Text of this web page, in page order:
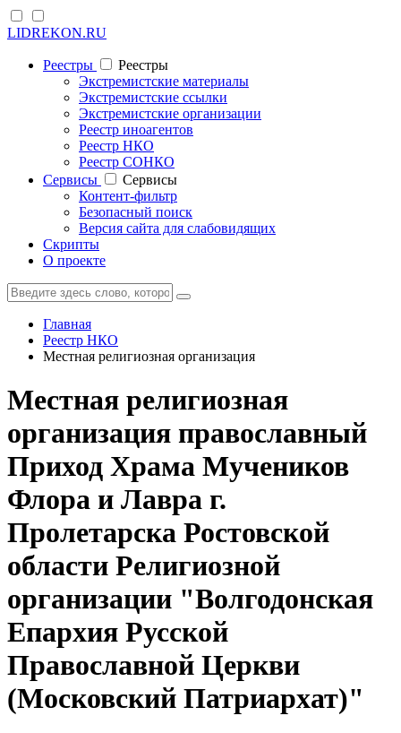
LIDREKON.RU
Реестры
Реестры
Экстремистские материалы
Экстремистские ссылки
Экстремистские организации
Реестр иноагентов
Реестр НКО
Реестр СОНКО
Cервисы
Cервисы
Контент-фильтр
Безопасный поиск
Версия сайта для слабовидящих
Скрипты
О проекте
Главная
Реестр НКО
Местная религиозная организация
Местная религиозная
организация православный
Приход Храма Мучеников
Флора и Лавра г.
Пролетарска Ростовской
области Религиозной
организации "Волгодонская
Епархия Русской
Православной Церкви
(Московский Патриархат)"